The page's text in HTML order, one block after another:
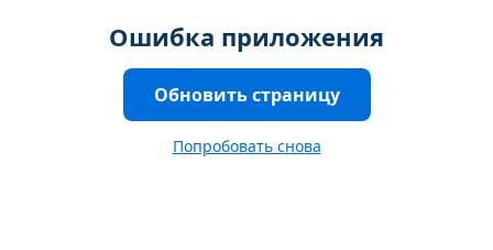
Ошибка приложения
Обновить страницу
Попробовать снова